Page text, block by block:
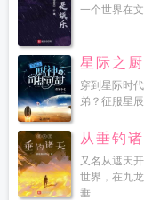
一个世界在
星际之
穿到星际时
弟？征服星
从垂钓
又名从遮天
世界，在九
垂...